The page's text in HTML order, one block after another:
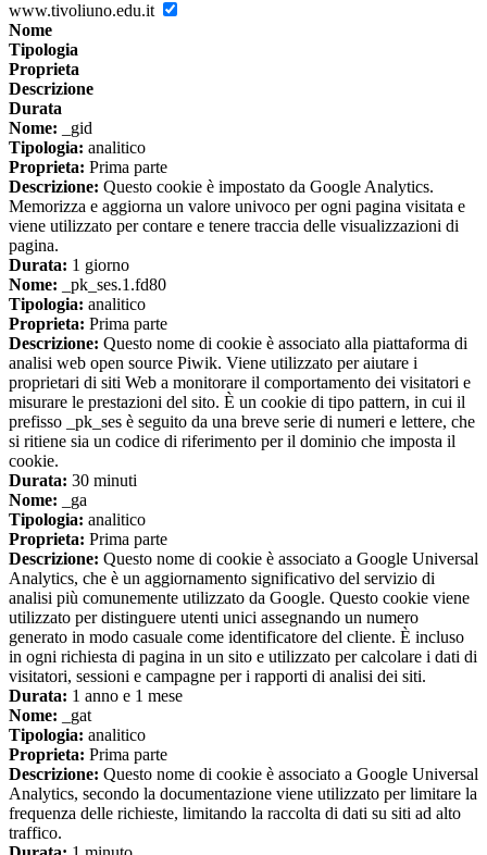
www.tivoliuno.edu.it
Nome
Tipologia
Proprieta
Descrizione
Durata
Nome: _gid
Tipologia: analitico
Proprieta: Prima parte
Descrizione: Questo cookie è impostato da Google Analytics.
Memorizza e aggiorna un valore univoco per ogni pagina visitata e
viene utilizzato per contare e tenere traccia delle visualizzazioni di
pagina.
Durata: 1 giorno
Nome: _pk_ses.1.fd80
Tipologia: analitico
Proprieta: Prima parte
Descrizione: Questo nome di cookie è associato alla piattaforma di
analisi web open source Piwik. Viene utilizzato per aiutare i
proprietari di siti Web a monitorare il comportamento dei visitatori e
misurare le prestazioni del sito. È un cookie di tipo pattern, in cui il
prefisso _pk_ses è seguito da una breve serie di numeri e lettere, che
si ritiene sia un codice di riferimento per il dominio che imposta il
cookie.
Durata: 30 minuti
Nome: _ga
Tipologia: analitico
Proprieta: Prima parte
Descrizione: Questo nome di cookie è associato a Google Universal
Analytics, che è un aggiornamento significativo del servizio di
analisi più comunemente utilizzato da Google. Questo cookie viene
utilizzato per distinguere utenti unici assegnando un numero
generato in modo casuale come identificatore del cliente. È incluso
in ogni richiesta di pagina in un sito e utilizzato per calcolare i dati di
visitatori, sessioni e campagne per i rapporti di analisi dei siti.
Durata: 1 anno e 1 mese
Nome: _gat
Tipologia: analitico
Proprieta: Prima parte
Descrizione: Questo nome di cookie è associato a Google Universal
Analytics, secondo la documentazione viene utilizzato per limitare la
frequenza delle richieste, limitando la raccolta di dati su siti ad alto
traffico.